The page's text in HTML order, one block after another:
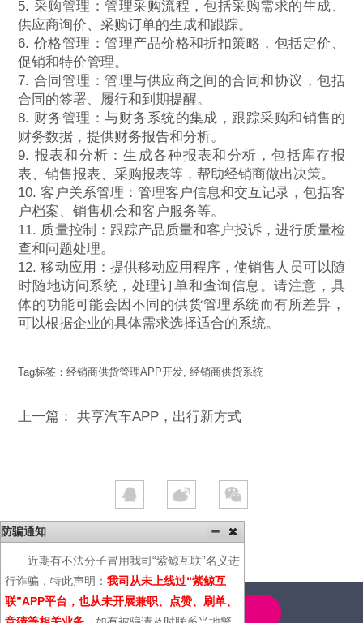
5. 采购管理：管理采购流程，包括采购需求的生成、
供应商询价、采购订单的生成和跟踪。
6. 价格管理：管理产品价格和折扣策略，包括定价、
促销和特价管理。
7. 合同管理：管理与供应商之间的合同和协议，包括
合同的签署、履行和到期提醒。
8. 财务管理：与财务系统的集成，跟踪采购和销售的
财务数据，提供财务报告和分析。
9. 报表和分析：生成各种报表和分析，包括库存报
表、销售报表、采购报表等，帮助经销商做出决策。
10. 客户关系管理：管理客户信息和交互记录，包括客
户档案、销售机会和客户服务等。
11. 质量控制：跟踪产品质量和客户投诉，进行质量检
查和问题处理。
12. 移动应用：提供移动应用程序，使销售人员可以随
时随地访问系统，处理订单和查询信息。请注意，具
体的功能可能会因不同的供货管理系统而有所差异，
可以根据企业的具体需求选择适合的系统。
Tag标签：经销商供货管理APP开发,经销商供货系统
上一篇：共享汽车APP，出行新方式
4000-600-366
防骗通知
近期有不法分子冒用我司“紫鲸互联”名义进
行诈骗，特此声明： 我司从未上线过“紫鲸互
联”APP平台，也从未开展兼职、点赞、刷单、